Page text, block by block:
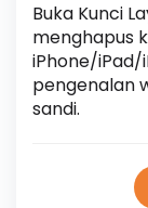
Buka Kunci
menghapus
iPhone/iPad/
pengenalan
sandi.